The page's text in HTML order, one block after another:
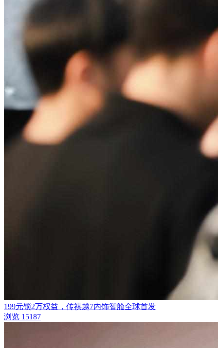
199元锁2万权益，传祺越7内饰智舱全球首发
浏览 15187